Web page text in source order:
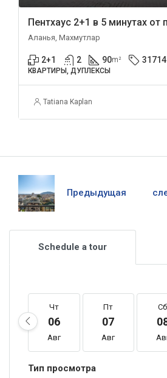
Пентхаус 2+1 в 5 минутах от
Аланья, Махмутлар
2+1 2 90m² 31714
КВАРТИРЫ, ДУПЛЕКСЫ
Tatiana Kaplan
Предыдущая
Schedule a tour
Чт
06
Авг
Пт
07
Авг
Сб
Тип просмотра